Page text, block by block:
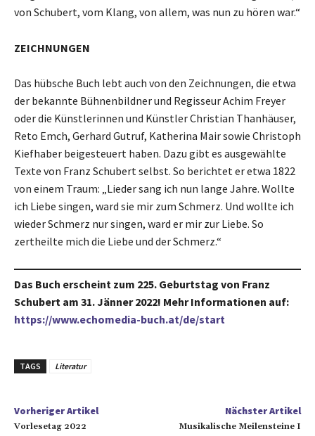
von Schubert, vom Klang, von allem, was nun zu hören war.“
ZEICHNUNGEN
Das hübsche Buch lebt auch von den Zeichnungen, die etwa
der bekannte Bühnenbildner und Regisseur Achim Freyer
oder die Künstlerinnen und Künstler Christian Thanhäuser,
Reto Emch, Gerhard Gutruf, Katherina Mair sowie Christoph
Kiefhaber beigesteuert haben. Dazu gibt es ausgewählte
Texte von Franz Schubert selbst. So berichtet er etwa 1822
von einem Traum: „Lieder sang ich nun lange Jahre. Wollte
ich Liebe singen, ward sie mir zum Schmerz. Und wollte ich
wieder Schmerz nur singen, ward er mir zur Liebe. So
zertheilte mich die Liebe und der Schmerz.“
Das Buch erscheint zum 225. Geburtstag von Franz
Schubert am 31. Jänner 2022! Mehr Informationen auf:
https://www.echomedia-buch.at/de/start
TAGS Literatur
Vorheriger Artikel
Vorlesetag 2022
Nächster Artikel
Musikalische Meilensteine I